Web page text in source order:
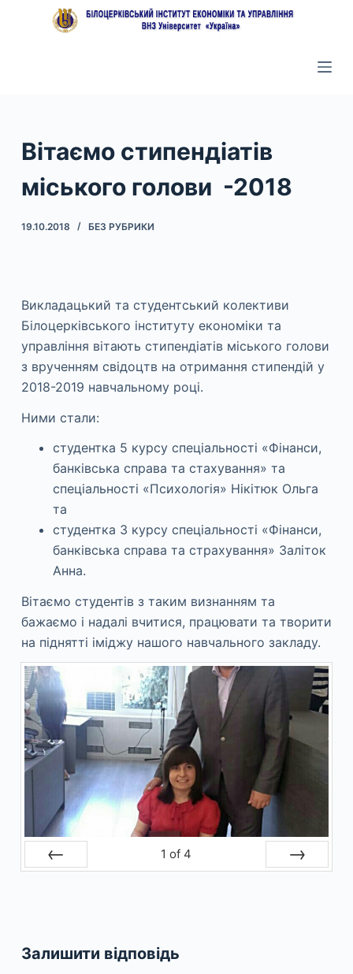
и
д
о
м
у
Вітаємо стипендіатів
міського голови -2018
19.10.2018 БЕЗ РУБРИКИ
Викладацький та студентський колективи
Білоцерківського інституту економіки та
управління вітають стипендіатів міського голови
з врученням свідоцтв на отримання стипендій у
2018-2019 навчальному році.
Ними стали:
студентка 5 курсу спеціальності «Фінанси,
банківська справа та стахування» та
спеціальності «Психологія» Нікітюк Ольга
та
студентка 3 курсу спеціальності «Фінанси,
банківська справа та страхування» Заліток
Анна.
Вітаємо студентів з таким визнанням та
бажаємо і надалі вчитися, працювати та творити
на піднятті іміджу нашого навчального закладу.
1 of 4
Залишити відповідь